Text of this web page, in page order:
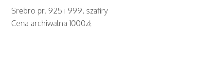
Srebro pr. 925 i 999, szafiry
Cena archiwalna 1000zł